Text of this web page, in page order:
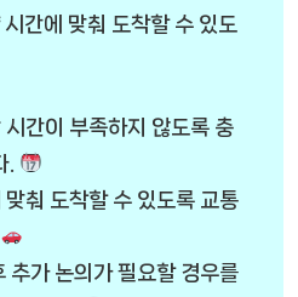
간에 맞춰 도착할 수 있도
간이 부족하지 않도록 충
.
춰 도착할 수 있도록 교통
추가 논의가 필요할 경우를